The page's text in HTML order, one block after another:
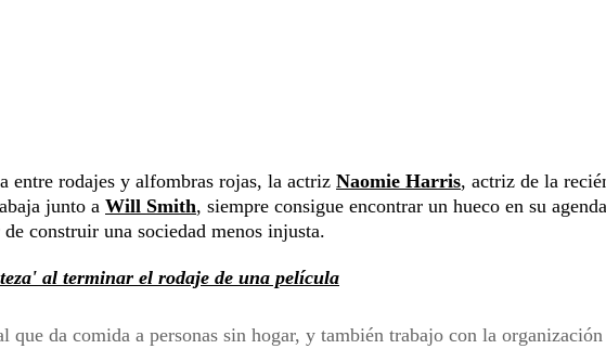
entre rodajes y alfombras rojas, la actriz Naomie Harris, actriz de la
junto a Will Smith, siempre consigue encontrar un hueco en su
construir una sociedad menos injusta.
al terminar el rodaje de una película
que da comida a personas sin hogar, y también trabajo con la organización